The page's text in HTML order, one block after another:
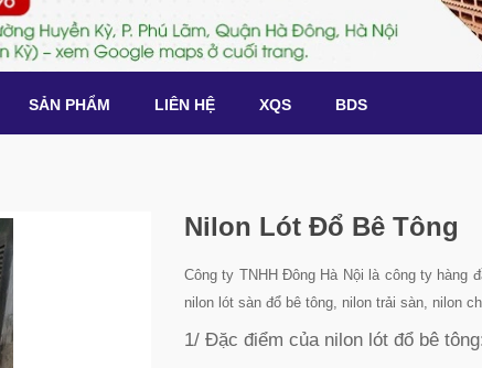
SẢN PHẨM LIÊN HỆ XQS BDS
Nilon Lót Đổ Bê Tông
Công ty TNHH Đông Hà Nội là công ty hàng
nilon lót sàn đổ bê tông, nilon trải sàn, nilon
1/ Đặc điểm của nilon lót đổ bê